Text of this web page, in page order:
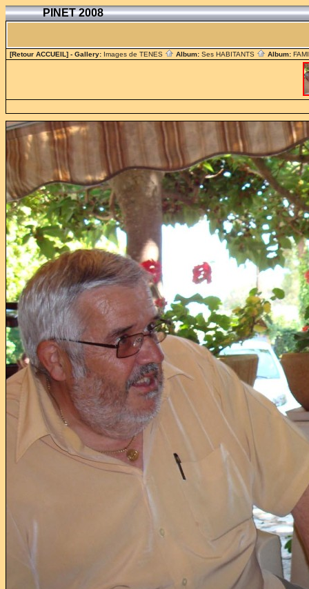
PINET 2008
[Retour ACCUEIL] - Gallery: Images de TENES Album: Ses HABITANTS Album: